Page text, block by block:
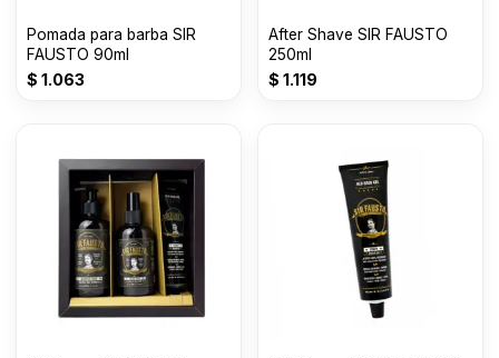
Pomada para barba SIR
FAUSTO 90ml
$ 1.063
After Shave SIR FAUSTO
250ml
$ 1.119